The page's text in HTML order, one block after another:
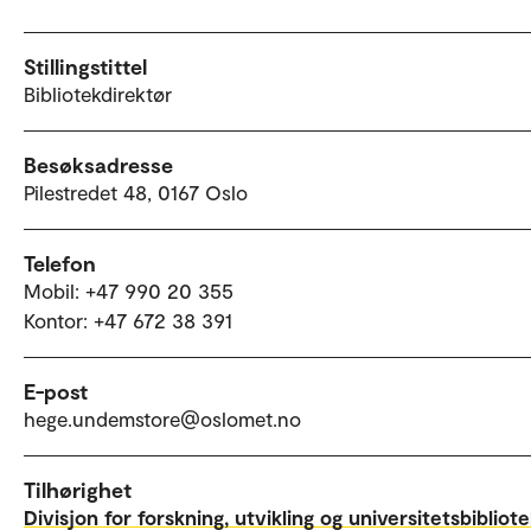
Stillingstittel
Bibliotekdirektør
Besøksadresse
Pilestredet 48, 0167 Oslo
Telefon
Mobil: +47 990 20 355
Kontor: +47 672 38 391
E-post
hege.undemstore@oslomet.no
Tilhørighet
Divisjon for forskning, utvikling og